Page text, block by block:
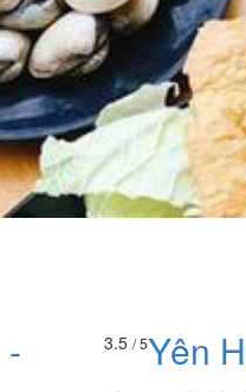
3.5 / 5Yên